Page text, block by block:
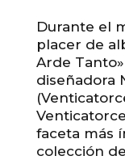
Durante el
placer de
Arde
diseñadora
faceta más
colección